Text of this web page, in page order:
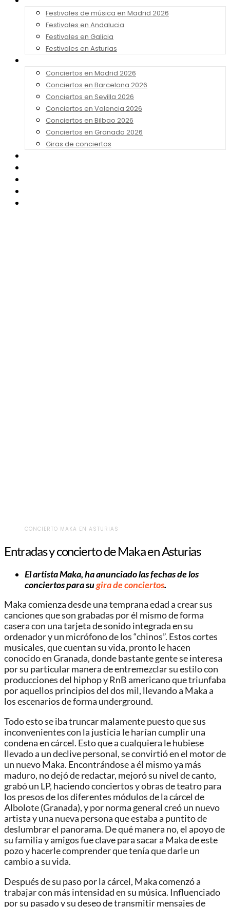
Festivales de música en Madrid 2026
Festivales en Andalucia
Festivales en Galicia
Festivales en Asturias
Conciertos en Madrid 2026
Conciertos en Barcelona 2026
Conciertos en Sevilla 2026
Conciertos en Valencia 2026
Conciertos en Bilbao 2026
Conciertos en Granada 2026
Giras de conciertos
CONCIERTO MAKA EN ASTURIAS
Entradas y concierto de Maka en Asturias
El artista Maka, ha anunciado las fechas de los
conciertos para sugira de conciertos.
Maka comienza desde una temprana edad a crear sus
canciones que son grabadas por él mismo de forma
casera con una tarjeta de sonido integrada en su
ordenador y un micrófono de los “chinos”. Estos cortes
musicales, que cuentan su vida, pronto le hacen
conocido en Granada, donde bastante gente se interesa
por su particular manera de entremezclar su estilo con
producciones del hiphop y RnB americano que triunfaba
por aquellos principios del dos mil, llevando a Maka a
los escenarios de forma underground.
Todo esto se iba truncar malamente puesto que sus
inconvenientes con la justicia le harían cumplir una
condena en cárcel. Esto que a cualquiera le hubiese
llevado a un declive personal, se convirtió en el motor de
un nuevo Maka. Encontrándose a él mismo ya más
maduro, no dejó de redactar, mejoró su nivel de canto,
grabó un LP, haciendo conciertos y obras de teatro para
los presos de los diferentes módulos de la cárcel de
Albolote (Granada), y por norma general creó un nuevo
artista y una nueva persona que estaba a puntito de
deslumbrar el panorama. De qué manera no, el apoyo de
su familia y amigos fue clave para sacar a Maka de este
pozo y hacerle comprender que tenía que darle un
cambio a su vida.
Después de su paso por la cárcel, Maka comenzó a
trabajar con más intensidad en su música. Influenciado
por su pasado y su deseo de transmitir mensajes de